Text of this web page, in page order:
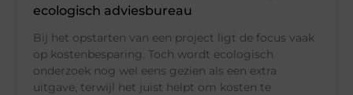
ecologisch adviesbureau
Bij het opstarten van een project ligt de focus vaak
op kostenbesparing. Toch wordt ecologisch
onderzoek nog wel eens gezien als een extra
uitgave, terwijl het juist helpt om kosten te